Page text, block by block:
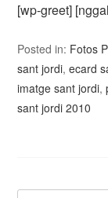
[wp-greet]
Posted in: Fotos
sant jordi,ecard
imatge sant jordi,
sant jordi 2010